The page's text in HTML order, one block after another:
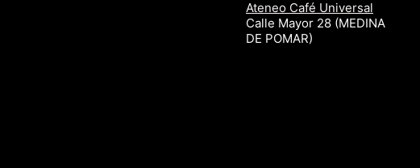
Ateneo Café Universal
Calle Mayor 28 (MEDINA
DE POMAR)